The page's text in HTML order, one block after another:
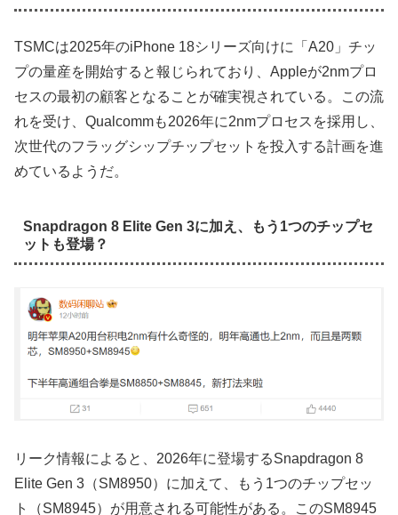
TSMCは2025年のiPhone 18シリーズ向けに「A20」チッ
プの量産を開始すると報じられており、Appleが2nmプロ
セスの最初の顧客となることが確実視されている。この流
れを受け、Qualcommも2026年に2nmプロセスを採用し、
次世代のフラッグシップチップセットを投入する計画を進
めているようだ。
Snapdragon 8 Elite Gen 3に加え、もう1つのチップセ
ットも登場？
リーク情報によると、2026年に登場するSnapdragon 8
Elite Gen 3（SM8950）に加えて、もう1つのチップセッ
ト（SM8945）が用意される可能性がある。このSM8945